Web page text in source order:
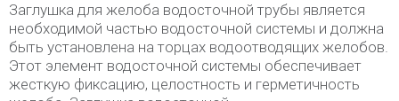
Заглушка для желоба водосточной трубы является
необходимой частью водосточной системы и должна
быть установлена на торцах водоотводящих желобов.
Этот элемент водосточной системы обеспечивает
жесткую фиксацию, целостность и герметичность